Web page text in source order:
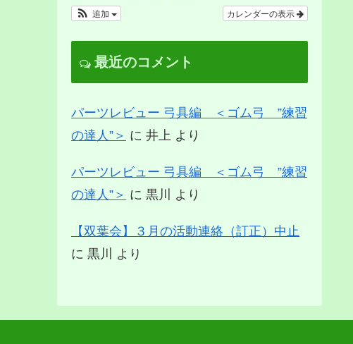
カレンダーの表示
追加
最近のコメント
パーツレビュー 弓具編 ＜ゴム弓 ”練習
の達人”＞ に 井上 より
パーツレビュー 弓具編 ＜ゴム弓 ”練習
の達人”＞ に 黒川 より
【双葉会】３月の活動連絡（訂正）中止
に 黒川 より